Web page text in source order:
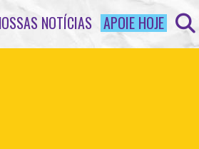
NOTÍCIAS APOIE HOJE